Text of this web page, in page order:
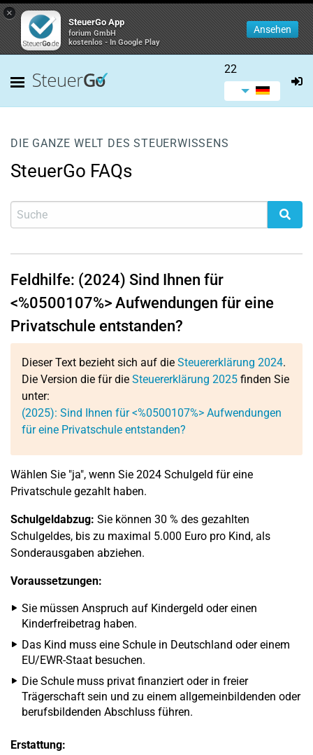
×
SteuerGo App
forium GmbH
kostenlos - In Google Play
Ansehen
22
DIE GANZE WELT DES STEUERWISSENS
SteuerGo FAQs
Feldhilfe: (2024) Sind Ihnen für
<%0500107%> Aufwendungen für eine
Privatschule entstanden?
Dieser Text bezieht sich auf die Steuererklärung 2024.
Die Version die für die Steuererklärung 2025 finden Sie
unter:
(2025): Sind Ihnen für <%0500107%> Aufwendungen
für eine Privatschule entstanden?
Wählen Sie "ja", wenn Sie 2024 Schulgeld für eine
Privatschule gezahlt haben.
Schulgeldabzug: Sie können 30 % des gezahlten
Schulgeldes, bis zu maximal 5.000 Euro pro Kind, als
Sonderausgaben abziehen.
Voraussetzungen:
Sie müssen Anspruch auf Kindergeld oder einen
Kinderfreibetrag haben.
Das Kind muss eine Schule in Deutschland oder einem
EU/EWR-Staat besuchen.
Die Schule muss privat finanziert oder in freier
Trägerschaft sein und zu einem allgemeinbildenden oder
berufsbildenden Abschluss führen.
Erstattung: